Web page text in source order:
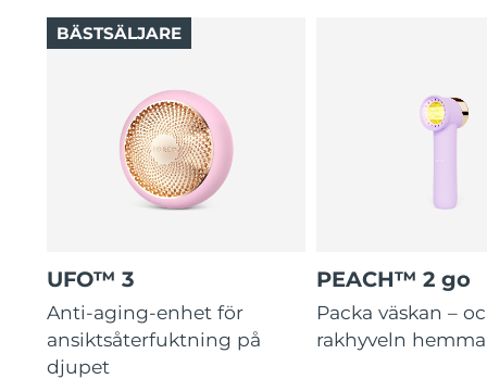
UFO™ 3
Anti-aging-enhet för
ansiktsåterfuktning på
djupet
BÄSTSÄLJARE
PEACH™ 2 go
Packa väskan –
rakhyveln